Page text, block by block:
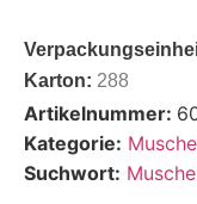
Karton: 288
Artikelnummer:
Kategorie:
Suchwort: